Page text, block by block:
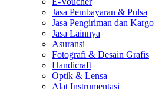
Jasa Pembayaran & Pulsa
Jasa Pengiriman dan Kargo
Jasa Lainnya
Asuransi
Fotografi & Desain Grafis
Handicraft
Optik & Lensa
Alat Instrumentasi